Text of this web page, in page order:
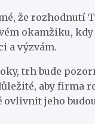
že rozhodnutí
okamžiku,
a výzvám.
trh bude
aby firma
ovlivnit jeho